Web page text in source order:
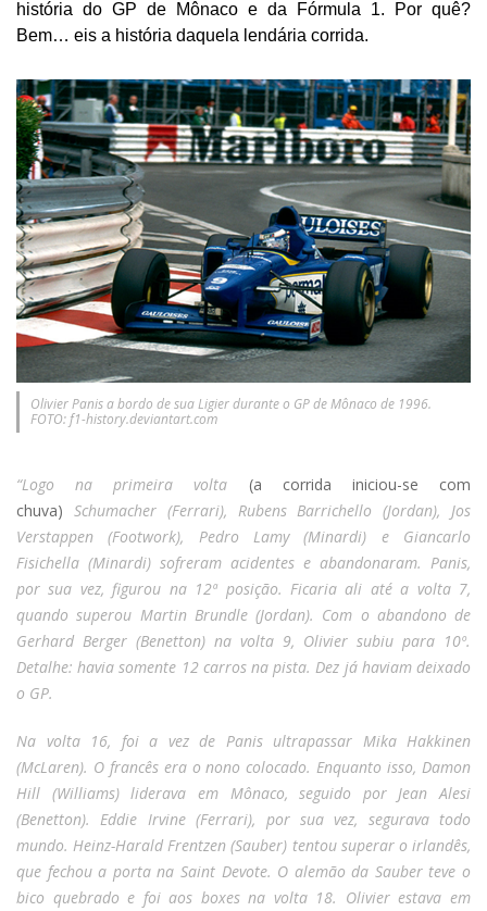
história do GP de Mônaco e da Fórmula 1. Por quê?
Bem… eis a história daquela lendária corrida.
Olivier Panis a bordo de sua Ligier durante o GP de Mônaco de 1996.
FOTO: f1-history.deviantart.com
“Logo na primeira volta (a corrida iniciou-se com
chuva) Schumacher (Ferrari), Rubens Barrichello (Jordan), Jos
Verstappen (Footwork), Pedro Lamy (Minardi) e Giancarlo
Fisichella (Minardi) sofreram acidentes e abandonaram. Panis,
por sua vez, figurou na 12ª posição. Ficaria ali até a volta 7,
quando superou Martin Brundle (Jordan). Com o abandono de
Gerhard Berger (Benetton) na volta 9, Olivier subiu para 10º.
Detalhe: havia somente 12 carros na pista. Dez já haviam deixado
o GP.
Na volta 16, foi a vez de Panis ultrapassar Mika Hakkinen
(McLaren). O francês era o nono colocado. Enquanto isso, Damon
Hill (Williams) liderava em Mônaco, seguido por Jean Alesi
(Benetton). Eddie Irvine (Ferrari), por sua vez, segurava todo
mundo. Heinz-Harald Frentzen (Sauber) tentou superar o irlandês,
que fechou a porta na Saint Devote. O alemão da Sauber teve o
bico quebrado e foi aos boxes na volta 18. Olivier estava em